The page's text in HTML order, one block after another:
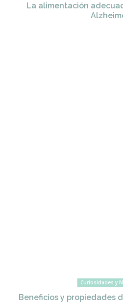
La alimentación
Curiosidades y
Beneficios y propiedades